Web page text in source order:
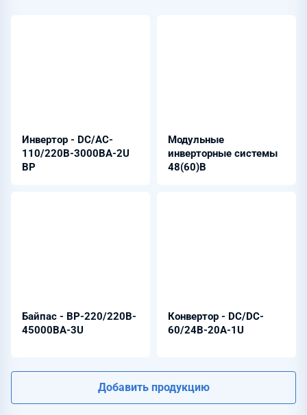
Инвертор - DC/AC-
110/220B-3000BA-2U
BP
Модульные
инверторные системы
48(60)В
Байпас - BP-220/220B-
45000BA-3U
Конвертор - DC/DC-
60/24B-20A-1U
Добавить продукцию